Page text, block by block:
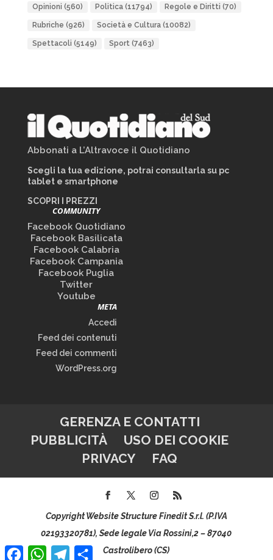
Opinioni (560) Politica(11794) Regole e Diritti (70)
Rubriche (926) Società e Cultura(10082)
Spettacoli (5149) Sport(7463)
Abbonati a L’Altravoce il Quotidiano
Scegli la tua edizione, potrai consultarla su pc
tablet e smartphone
SCOPRI I PREZZI
COMMUNITY
Facebook Quotidiano
Facebook Basilicata
Facebook Calabria
Facebook Campania
Facebook Puglia
Twitter
Youtube
META
Accedi
Feed dei contenuti
Feed dei commenti
WordPress.org
GERENZA E CONTATTI
PUBBLICITÀ
USO DEI COOKIE
PRIVACY
FAQ
Copyright Website Structure Finedit S.r.l. (P.IVA
02193320781), Sede legale Via Rossini,2 – 87040
Castrolibero (CS)
Facebook
WhatsAppTelegram
Condividi